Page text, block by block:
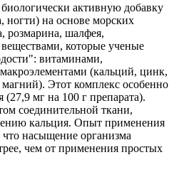
активную добавку
на основе морских
розмарина, шалфея,
которые ученые
витаминами,
(кальций, цинк,
Этот комплекс особенно
мг на 100 г препарата).
соединительной ткани,
кальция. Опыт применения
насыщение организма
чем от применения простых